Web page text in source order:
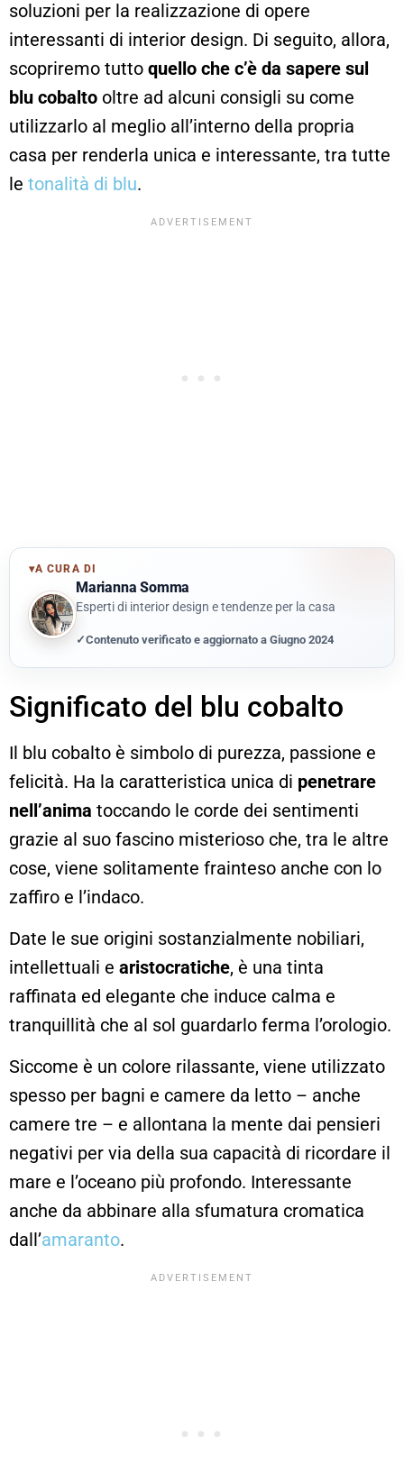
soluzioni per la realizzazione di opere
interessanti di interior design. Di seguito, allora,
scopriremo tutto quello che c’è da sapere sul
blu cobalto oltre ad alcuni consigli su come
utilizzarlo al meglio all’interno della propria
casa per renderla unica e interessante, tra tutte
le tonalità di blu.
▾A CURA DI
Marianna Somma
Esperti di interior design e tendenze per la casa
✓Contenuto verificato e aggiornato a Giugno 2024
Significato del blu cobalto
Il blu cobalto è simbolo di purezza, passione e
felicità. Ha la caratteristica unica di penetrare
nell’anima toccando le corde dei sentimenti
grazie al suo fascino misterioso che, tra le altre
cose, viene solitamente frainteso anche con lo
zaffiro e l’indaco.
Date le sue origini sostanzialmente nobiliari,
intellettuali e aristocratiche, è una tinta
raffinata ed elegante che induce calma e
tranquillità che al sol guardarlo ferma l’orologio.
Siccome è un colore rilassante, viene utilizzato
spesso per bagni e camere da letto – anche
camere tre – e allontana la mente dai pensieri
negativi per via della sua capacità di ricordare il
mare e l’oceano più profondo. Interessante
anche da abbinare alla sfumatura cromatica
dall’amaranto.